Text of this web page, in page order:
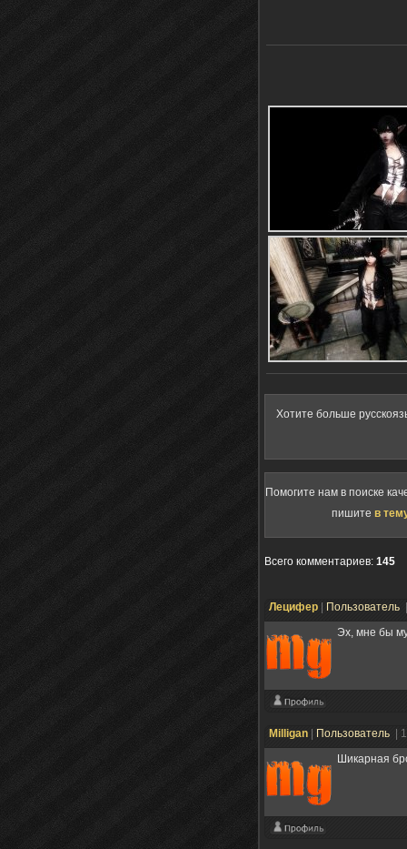
Хотите больше
Помогите нам в поиске
пишите в
Всего комментариев: 145
Лецифер Пользователь
Эх, мне бы
Milligan Пользователь
|
Шикарная